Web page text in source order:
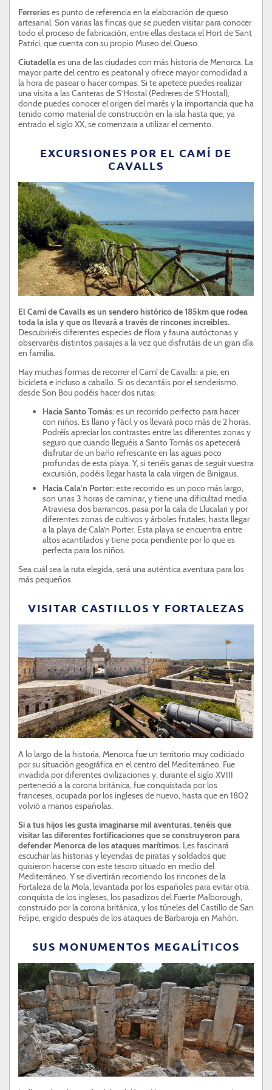
Ferrerieses punto de referencia en la elaboración de queso
artesanal. Son varias las fincas que se pueden visitar para conocer
todo el proceso de fabricación, entre ellas destaca el Hort de Sant
Patrici, que cuenta con su propio Museo del Queso.
Ciutadellaes una de las ciudades con más historia de Menorca. La
mayor parte del centro es peatonal y ofrece mayor comodidad a
la hora de pasear o hacer compas. Si te apetece puedes realizar
una visita a las Canteras de S’Hostal (Pedreres de S’Hostal),
donde puedes conocer el origen del marés y la importancia que ha
tenido como material de construcción en la isla hasta que, ya
entrado el siglo XX, se comenzara a utilizar el cemento.
EXCURSIONES POR EL CAMÍ DE
CAVALLS
El Camí de Cavalls es un sendero histórico de 185km que rodea
toda la isla y que os llevará a través de rincones increíbles.
Descubriréis diferentes especies de flora y fauna autóctonas y
observaréis distintos paisajes a la vez que disfrutáis de un gran día
en familia.
Hay muchas formas de recorrer el Camí de Cavalls: a pie, en
bicicleta e incluso a caballo. Si os decantáis por el senderismo,
desde Son Bou podéis hacer dos rutas:
Hacia Santo Tomás:es un recorrido perfecto para hacer
con niños. Es llano y fácil y os llevará poco más de 2 horas.
Podréis apreciar los contrastes entre las diferentes zonas y
seguro que cuando lleguéis a Santo Tomás os apetecerá
disfrutar de un baño refrescante en las aguas poco
profundas de esta playa. Y, si tenéis ganas de seguir vuestra
excursión, podéis llegar hasta la cala virgen de Binigaus.
Hacia Cala’n Porter:este recorrido es un poco más largo,
son unas 3 horas de caminar, y tiene una dificultad media.
Atraviesa dos barrancos, pasa por la cala de Llucalari y por
diferentes zonas de cultivos y árboles frutales, hasta llegar
a la playa de Cala’n Porter. Esta playa se encuentra entre
altos acantilados y tiene poca pendiente por lo que es
perfecta para los niños.
Sea cuál sea la ruta elegida, será una auténtica aventura para los
más pequeños.
VISITAR CASTILLOS Y FORTALEZAS
A lo largo de la historia, Menorca fue un territorio muy codiciado
por su situación geográfica en el centro del Mediterráneo. Fue
invadida por diferentes civilizaciones y, durante el siglo XVIII
perteneció a la corona británica, fue conquistada por los
franceses, ocupada por los ingleses de nuevo, hasta que en 1802
volvió a manos españolas.
Si a tus hijos les gusta imaginarse mil aventuras, tenéis que
visitar las diferentes fortificaciones que se construyeron para
defender Menorca de los ataques marítimos. Les fascinará
escuchar las historias y leyendas de piratas y soldados que
quisieron hacerse con este tesoro situado en medio del
Mediterráneo. Y se divertirán recorriendo los rincones de la
Fortaleza de la Mola, levantada por los españoles para evitar otra
conquista de los ingleses, los pasadizos del Fuerte Malborough,
construido por la corona británica, y los túneles del Castillo de San
Felipe, erigido después de los ataques de Barbaroja en Mahón.
SUS MONUMENTOS MEGALÍTICOS